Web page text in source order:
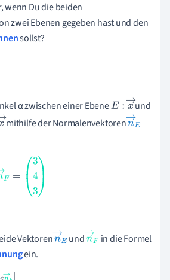
wenn Du die beiden
zwei Ebenen gegeben hast und den
sollst?
α zwischen einer EbeneE:x →
und
mithilfeder Normalenvektorenn→
3
Vektorenn→ undn→ in die Formel
ein.